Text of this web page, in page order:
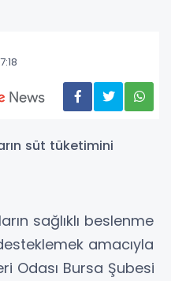
sağlıklı beslenme
amacıyla
Odası Bursa Şubesi